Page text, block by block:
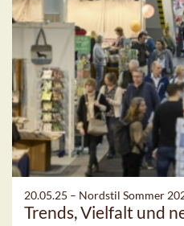
20.05.25 – Nordstil Sommer
Trends, Vielfalt und